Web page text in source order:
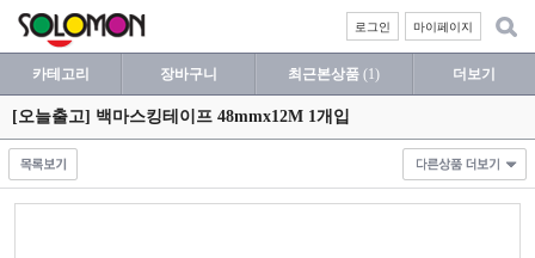
마이페이지
로그인
카테고리 장바구니 최근본상품 (1) 더보기
[오늘출고] 백마스킹테이프 48mmx12M 1개입